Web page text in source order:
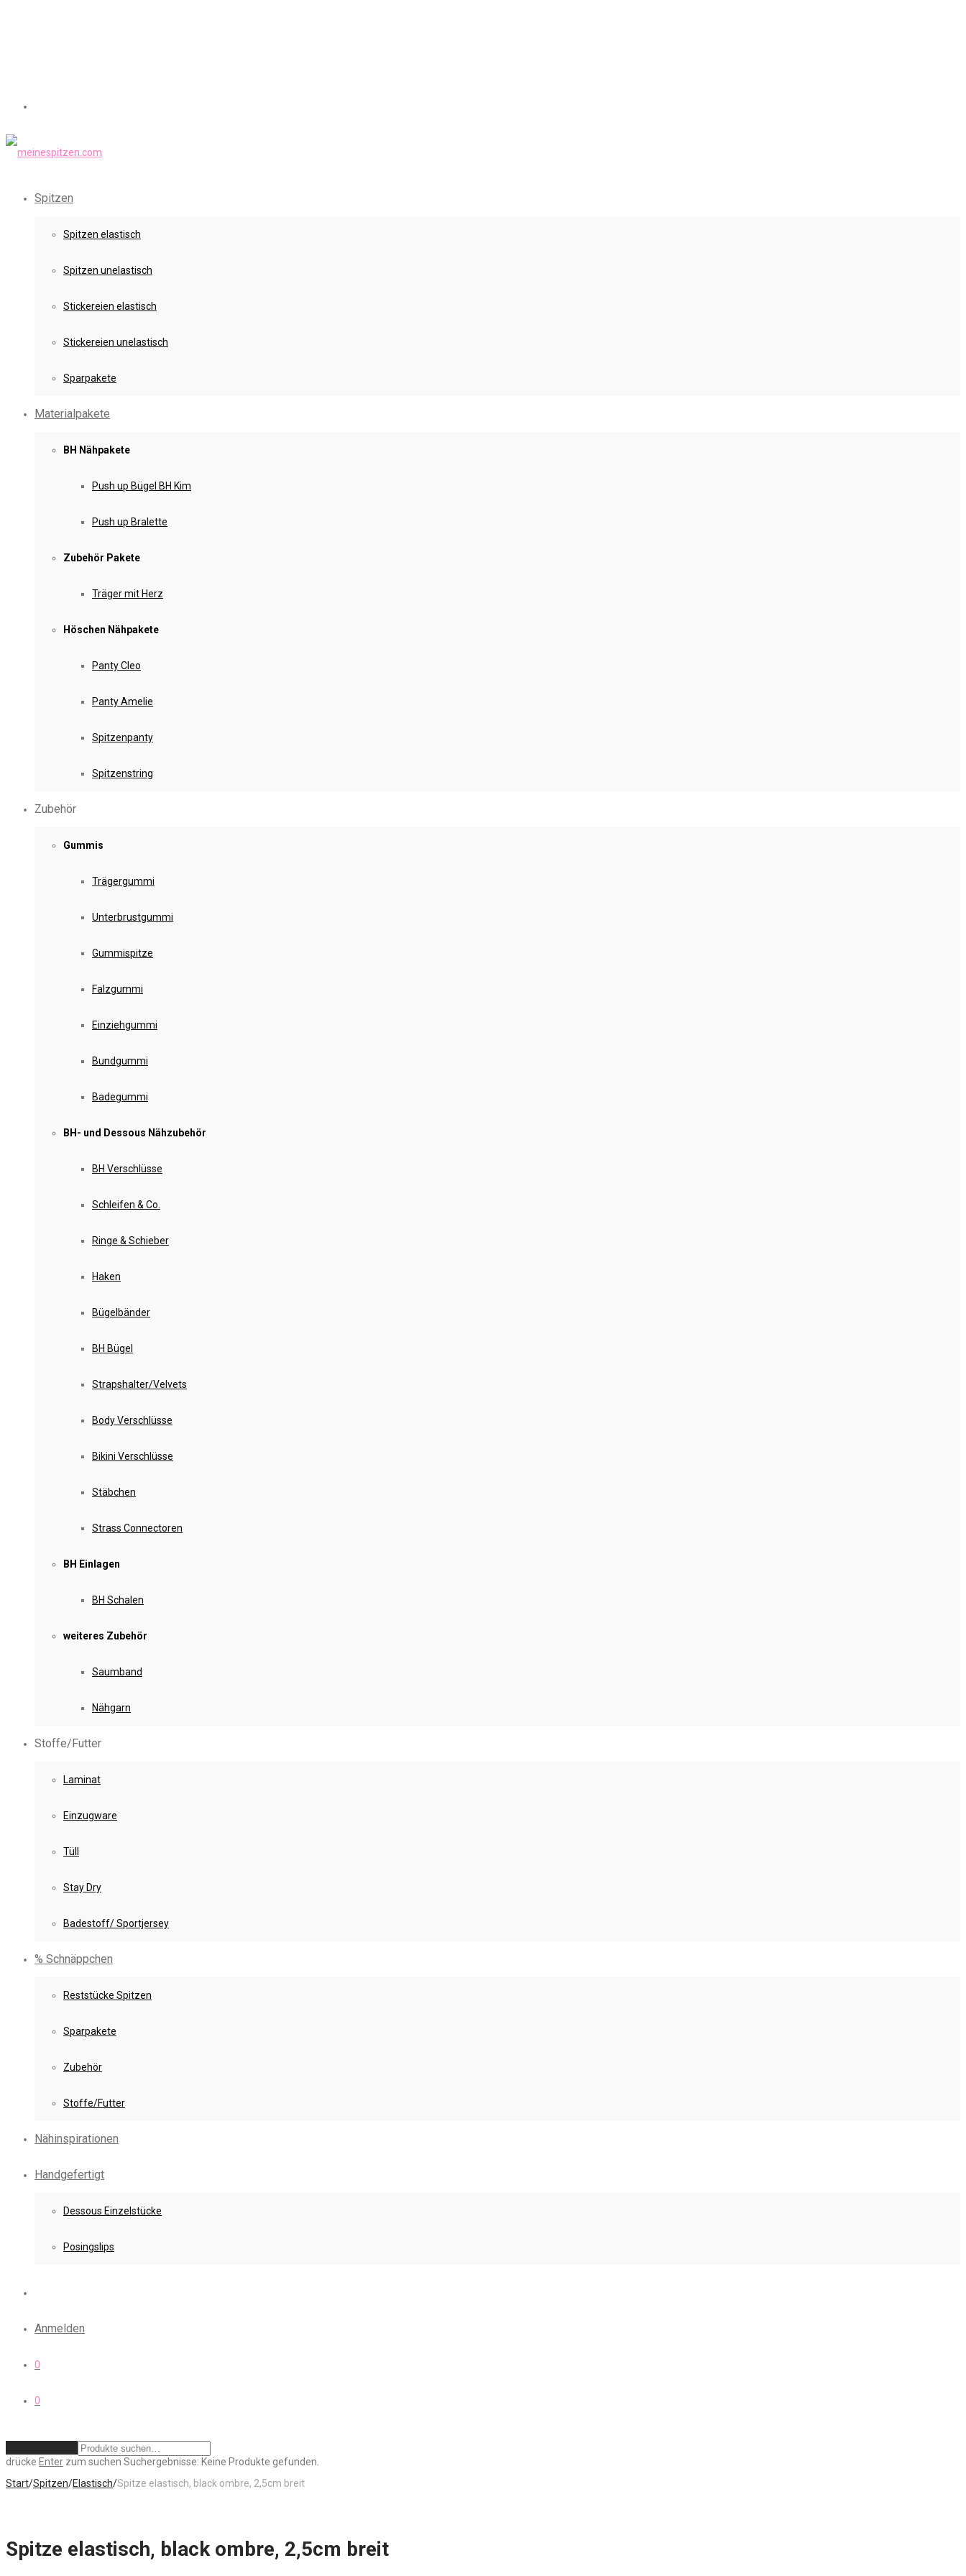
Spitzen
Spitzen elastisch
Spitzen unelastisch
Stickereien elastisch
Stickereien unelastisch
Sparpakete
Materialpakete
BH Nähpakete
Push up Bügel BH Kim
Push up Bralette
Zubehör Pakete
Träger mit Herz
Höschen Nähpakete
Panty Cleo
Panty Amelie
Spitzenpanty
Spitzenstring
Zubehör
Gummis
Trägergummi
Unterbrustgummi
Gummispitze
Falzgummi
Einziehgummi
Bundgummi
Badegummi
BH- und Dessous Nähzubehör
BH Verschlüsse
Schleifen & Co.
Ringe & Schieber
Haken
Bügelbänder
BH Bügel
Strapshalter/Velvets
Body Verschlüsse
Bikini Verschlüsse
Stäbchen
Strass Connectoren
BH Einlagen
BH Schalen
weiteres Zubehör
Saumband
Nähgarn
Stoffe/Futter
Laminat
Einzugware
Tüll
Stay Dry
Badestoff/ Sportjersey
% Schnäppchen
Reststücke Spitzen
Sparpakete
Zubehör
Stoffe/Futter
Nähinspirationen
Handgefertigt
Dessous Einzelstücke
Posingslips
Anmelden
0
0
drücke Enter zum suchen Suchergebnisse: Keine Produkte gefunden.
Start/Spitzen/Elastisch/Spitze elastisch, black ombre, 2,5cm breit
Spitze elastisch, black ombre, 2,5cm breit